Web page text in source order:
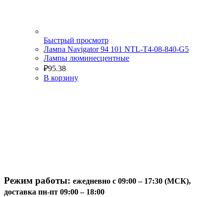
Быстрый просмотр
Лампа Navigator 94 101 NTL-T4-08-840-G5
Лампы люминесцентные
₽95.38
В корзину
Режим работы: ежедневно с 09:00 – 17:30 (МСК),
доставка пн-пт 09:00 – 18:00